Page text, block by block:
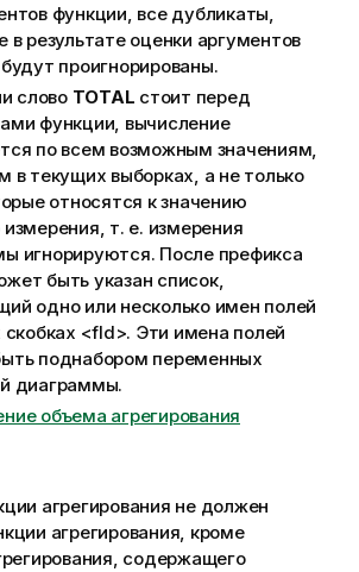
функции, все дубликаты,
в результате оценки аргументов
проигнорированы.
слово TOTAL стоит перед
функции, вычисление
по всем возможным значениям,
в текущих выборках, а не только
относятся к значению
т. е. измерения
игнорируются. После префикса
быть указан список,
одно или несколько имен полей
скобках <fld>. Эти имена полей
поднабором переменных
диаграммы.
объема агрегирования
агрегирования не должен
агрегирования, кроме
содержащего